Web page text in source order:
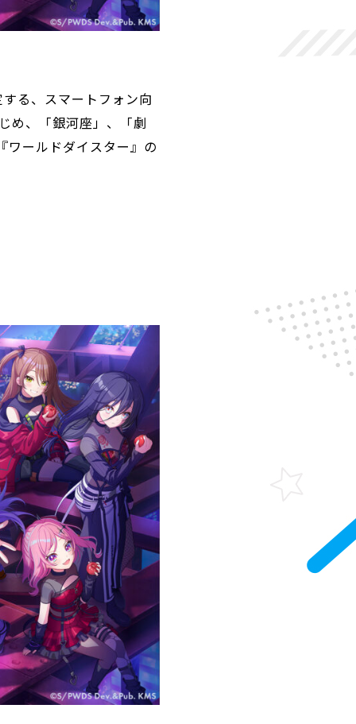
る、スマートフォン向
め、「銀河座」、「劇
ワールドダイスター』の